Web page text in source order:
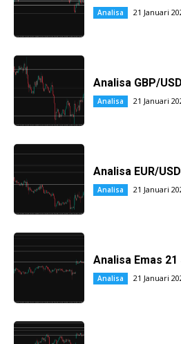
Analisa 21 Januari
Analisa GBP/
Analisa 21 Januari
Analisa EUR/
Analisa 21 Januari
Analisa Emas
Analisa 21 Januari